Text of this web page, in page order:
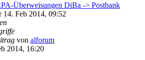
Überweisungen DiBa -> Postbank
14. Feb 2014, 09:52
von alforum
2014, 16:20